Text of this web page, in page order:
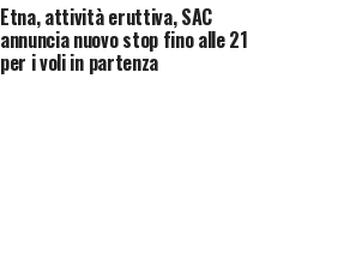
Etna, attività eruttiva, SAC
annuncia nuovo stop fino alle 21
per i voli in partenza